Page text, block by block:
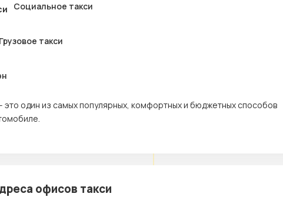
Социальное такси
Грузовое такси
это один из самых популярных, комфортных и бюджетных способов
офисов такси